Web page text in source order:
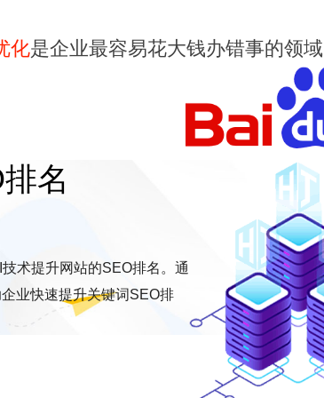
化是企业最容易花大钱办错事的领域
名
术提升网站的SEO排名。通
业快速提升关键词SEO排